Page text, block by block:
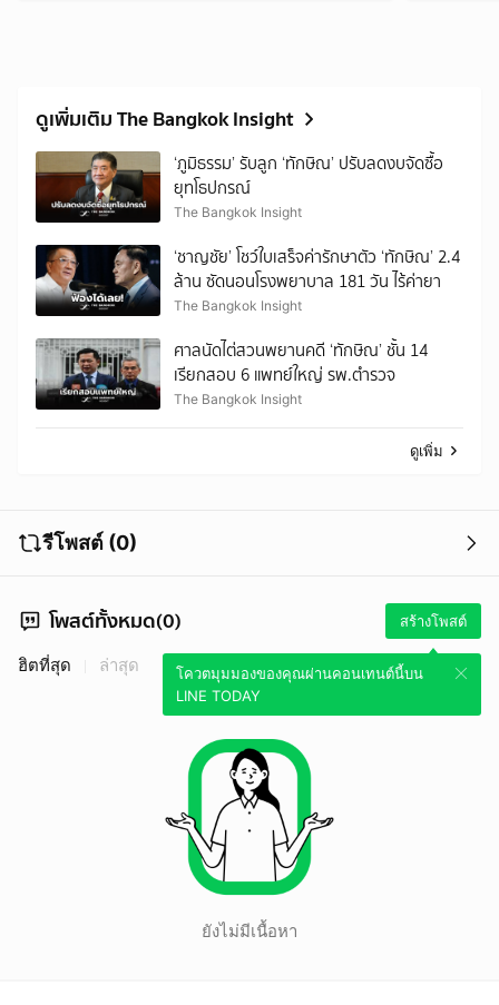
ดูเพิ่มเติม The Bangkok Insight
‘ภูมิธรรม’ รับลูก ‘ทักษิณ’ ปรับลดงบจัดซื้อ
ยุทโธปกรณ์
The Bangkok Insight
‘ชาญชัย’ โชว์ใบเสร็จค่ารักษาตัว ‘ทักษิณ’ 2.4
ล้าน ซัดนอนโรงพยาบาล 181 วัน ไร้ค่ายา
The Bangkok Insight
ศาลนัดไต่สวนพยานคดี ‘ทักษิณ’ ชั้น 14
เรียกสอบ 6 แพทย์ใหญ่ รพ.ตำรวจ
The Bangkok Insight
ดูเพิ่ม
รีโพสต์ (0)
โพสต์ทั้งหมด(0) สร้างโพสต์
โควตมุมมองของคุณผ่านคอนเทนต์นี้บน
LINE TODAY
ฮิตที่สุด ล่าสุด
ยังไม่มีเนื้อหา